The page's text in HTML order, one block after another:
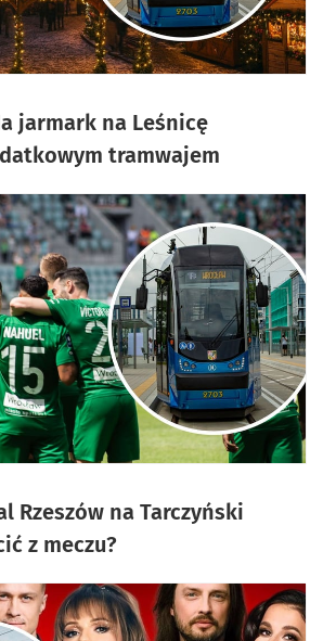
jarmark na Leśnicę
tramwajem
Rzeszów na Tarczyński
z meczu?